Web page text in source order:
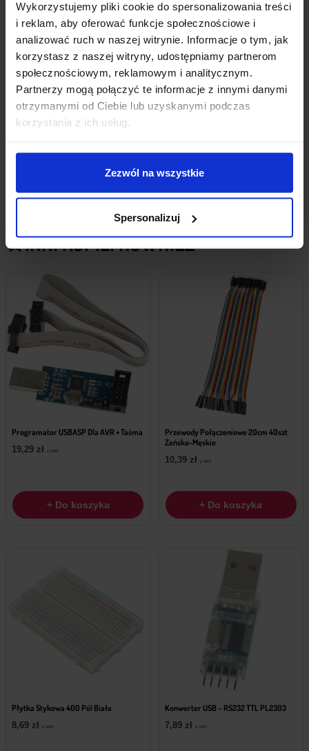
Wykorzystujemy pliki cookie do spersonalizowania treści
i reklam, aby oferować funkcje społecznościowe i
analizować ruch w naszej witrynie. Informacje o tym, jak
korzystasz z naszej witryny, udostępniamy partnerom
społecznościowym, reklamowym i analitycznym.
Partnerzy mogą połączyć te informacje z innymi danymi
otrzymanymi od Ciebie lub uzyskanymi podczas
korzystania z ich usług.
Zezwól na wszystkie
Spersonalizuj
Grubość przewodów:26AWG
Raster złącza:2,54 mm ± 0,05
OPINIE
INNI KUPILI RÓWNIEŻ
Programator USBASP Dla AVR + Taśma
19,29 zł z VAT
+ Do koszyka
Przewody Połączeniowe 20cm 40szt
Żeńsko-Męskie
10,39 zł z VAT
+ Do koszyka
Płytka Stykowa 400 Pól Biała
8,69 zł z VAT
Konwerter USB – RS232 TTL PL2303
7,89 zł z VAT